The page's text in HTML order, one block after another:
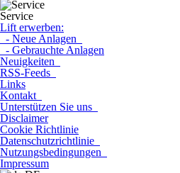
Service
Lift erwerben:
- Neue Anlagen
- Gebrauchte Anlagen
Neuigkeiten
RSS-Feeds
Links
Kontakt
Unterstützen Sie uns
Disclaimer
Cookie Richtlinie
Datenschutzrichtlinie
Nutzungsbedingungen
Impressum